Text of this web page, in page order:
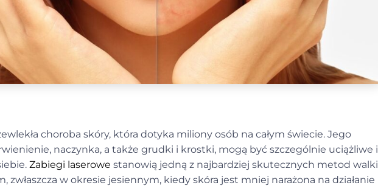
choroba skóry, która dotyka miliony osób na całym świecie. Jego
naczynka, a także grudki i krostki, mogą być szczególnie uciążliwe i
Zabiegi laserowe stanowią jedną z najbardziej skutecznych metod walki
zwłaszcza w okresie jesiennym, kiedy skóra jest mniej narażona na działanie